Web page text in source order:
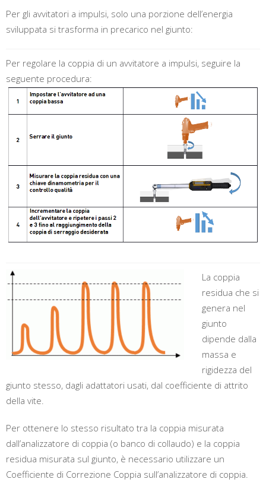
Per gli avvitatori a impulsi, solo una porzione dell’energia
sviluppata si trasforma in precarico nel giunto:
Per regolare la coppia di un avvitatore a impulsi, seguire la
seguente procedura:
La coppia
residua che si
genera nel
giunto
dipende dalla
massa e
rigidezza del
giunto stesso, dagli adattatori usati, dal coefficiente di attrito
della vite.
Per ottenere lo stesso risultato tra la coppia misurata
dall’analizzatore di coppia (o banco di collaudo) e la coppia
residua misurata sul giunto, è necessario utilizzare un
Coefficiente di Correzione Coppia sull’analizzatore di coppia.